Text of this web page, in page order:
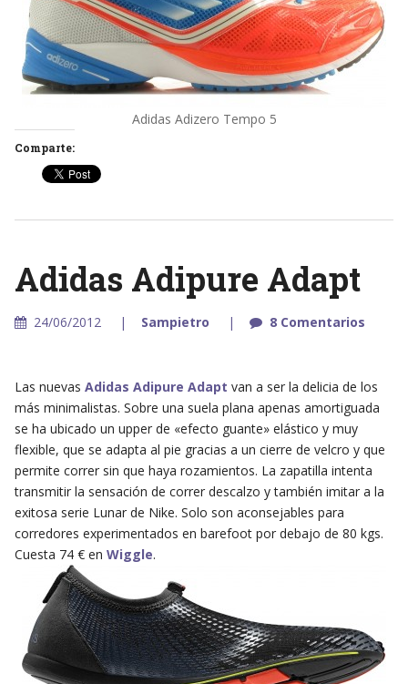
Adidas Adizero Tempo 5
Comparte:
Adidas Adipure Adapt
24/06/2012 Sampietro 8 Comentarios
Las nuevas Adidas Adipure Adapt van a ser la delicia de los
más minimalistas. Sobre una suela plana apenas amortiguada
se ha ubicado un upper de «efecto guante» elástico y muy
flexible, que se adapta al pie gracias a un cierre de velcro y que
permite correr sin que haya rozamientos. La zapatilla intenta
transmitir la sensación de correr descalzo y también imitar a la
exitosa serie Lunar de Nike. Solo son aconsejables para
corredores experimentados en barefoot por debajo de 80 kgs.
Cuesta 74 € en Wiggle.